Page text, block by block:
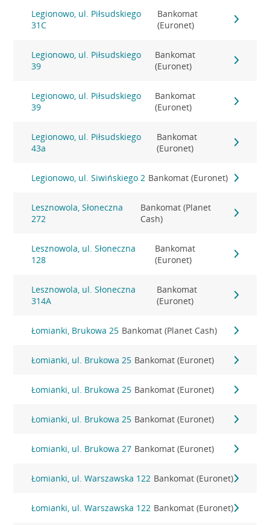
Legionowo, ul. Piłsudskiego
31C
Bankomat
(Euronet)
Legionowo, ul. Piłsudskiego
39
Bankomat
(Euronet)
Legionowo, ul. Piłsudskiego
39
Bankomat
(Euronet)
Legionowo, ul. Piłsudskiego
43a
Bankomat
(Euronet)
Legionowo, ul. Siwińskiego 2 Bankomat (Euronet)
Lesznowola, Słoneczna
272
Bankomat (Planet
Cash)
Lesznowola, ul. Słoneczna
128
Bankomat
(Euronet)
Lesznowola, ul. Słoneczna
314A
Bankomat
(Euronet)
Łomianki, Brukowa 25 Bankomat (Planet Cash)
Łomianki, ul. Brukowa 25 Bankomat (Euronet)
Łomianki, ul. Brukowa 25 Bankomat (Euronet)
Łomianki, ul. Brukowa 25 Bankomat (Euronet)
Łomianki, ul. Brukowa 27 Bankomat (Euronet)
Łomianki, ul. Warszawska 122 Bankomat (Euronet)
Łomianki, ul. Warszawska 122 Bankomat (Euronet)